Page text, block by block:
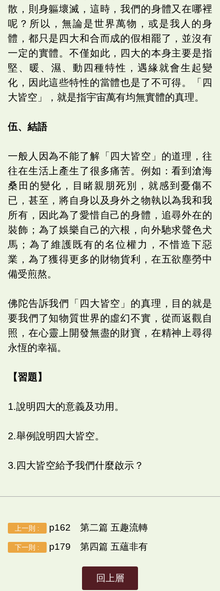
散，則身軀壞滅，這時，我們的身體又在哪裡
呢？所以，無論是世界萬物，或是我人的身
體，都只是四大和合而成的假相罷了，並沒有
一定的實體。不僅如此，四大的本身主要是指
堅、暖、濕、動四種特性，遇緣就會生起變
化，因此這些特性的當體也是了不可得。「四
大皆空」，就是指宇宙萬有均無實體的真理。
伍、結語
一般人因為不能了解「四大皆空」的道理，往
往在生活上產生了很多痛苦。例如：看到滄海
桑田的變化，目睹親朋死別，就感到憂傷不
已，甚至，將自身以及身外之物執以為我和我
所有，因此為了愛惜自己的身體，追尋外在的
裝飾；為了娛樂自己的六根，向外馳求聲色犬
馬；為了維護既有的名位權力，不惜造下惡
業，為了獲得更多的財物貨利，在五欲塵勞中
備受煎熬。
佛陀告訴我們「四大皆空」的真理，目的就是
要我們了知物質世界的虛幻不實，從而返觀自
照，在心靈上開發無盡的財寶，在精神上尋得
永恆的幸福。
【習題】
1.說明四大的意義及功用。
2.舉例說明四大皆空。
3.四大皆空給予我們什麼啟示？
上一則 : p162 第二篇 五趣流轉
下一則 : p179 第四篇 五蘊非有
回上層